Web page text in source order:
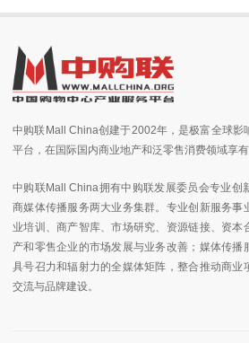
中购联Mall China创建于2002年，是极富全球影
平台，在国际国内商业地产和泛零售消费领域享有
中购联Mall China拥有中购联发展委员会专业创
商媒体传播服务两大业务集群。专业创新服务事
业培训、商产智库、市场研究、资源链接、资本
产和零售企业的市场发展与业务改善；媒体传播
具号召力和辐射力的全媒体矩阵，整合推动商业
交流与品牌建设。